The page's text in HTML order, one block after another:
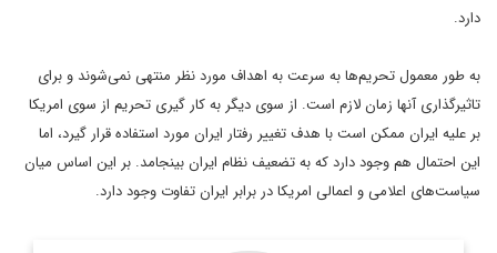
دارد.
به طور معمول تحریم‌ها به سرعت به اهداف مورد نظر منتهی نمی‌شوند و برای
تاثیرگذاری آنها زمان لازم است. از سوی دیگر به کار گیری تحریم از سوی امریکا
بر علیه ایران ممکن است با هدف تغییر رفتار ایران مورد استفاده قرار گیرد، اما
این احتمال هم وجود دارد که به تضعیف نظام ایران بینجامد. بر این اساس میان
سیاست‌های اعلامی و اعمالی امریکا در برابر ایران تفاوت وجود دارد.